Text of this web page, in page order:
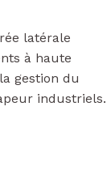
latérale
à haute
gestion du
industriels.